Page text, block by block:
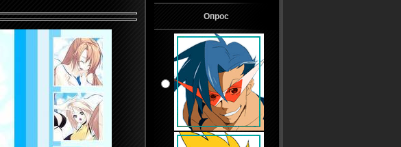
Опрос